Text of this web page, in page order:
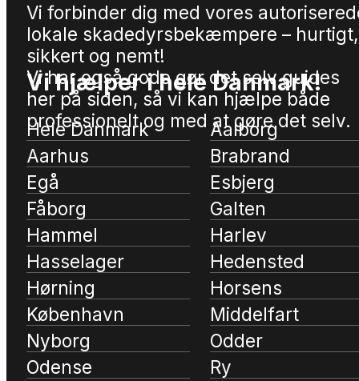
Vi forbinder dig med vores
lokale skadedyrsbekæmpere – hurtigt,
sikkert og nemt!
Vi har også gode gør det selv guides
her på siden, så vi kan hjælpe både
professionelt og med at gøre det selv.
Vi hjælper i hele Danmark!
Hele Danmark
Aalborg
Aarhus
Brabrand
Egå
Esbjerg
Fåborg
Galten
Hammel
Harlev
Hasselager
Hedensted
Hørning
Horsens
København
Middelfart
Nyborg
Odder
Odense
Ry